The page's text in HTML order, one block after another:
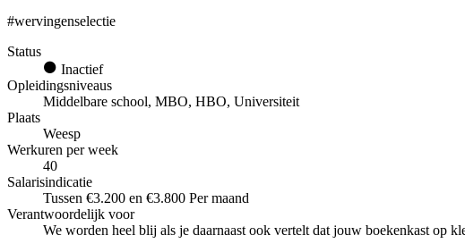
#wervingenselectie
Status
Inactief
Opleidingsniveaus
Middelbare school, MBO, HBO, Universiteit
Plaats
Weesp
Werkuren per week
40
Salarisindicatie
Tussen €3.200 en €3.800 Per maand
Verantwoordelijk voor
We worden heel blij als je daarnaast ook vertelt dat jouw boekenkast op